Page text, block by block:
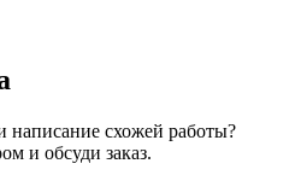
схожей работы?
и обсуди заказ.